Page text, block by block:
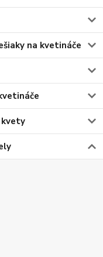
na kvetináče